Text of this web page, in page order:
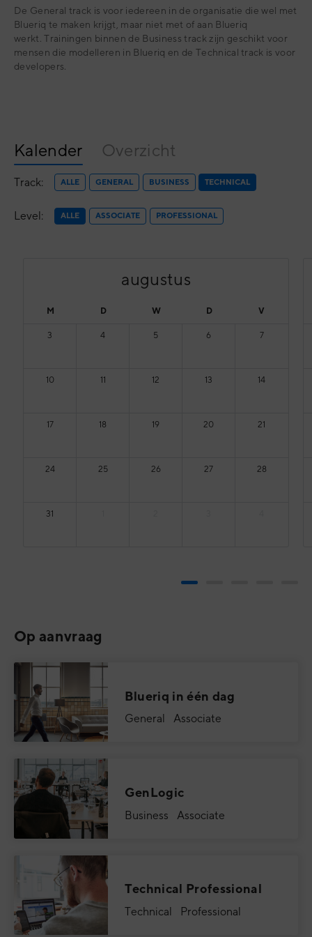
De General track is voor iedereen in de organisatie die wel met
Blueriq te maken krijgt, maar niet met of aan Blueriq
werkt.Trainingen binnen de Business track zijn geschikt voor
mensen die modelleren in Blueriq en de Technical track is voor
developers.
Kalender Overzicht
Track: ALLE GENERAL BUSINESS TECHNICAL
Level: ALLE ASSOCIATE PROFESSIONAL
augustus
M D W D V
3 4 5 6 7
10 11 12 13 14
17 18 19 20 21
24 25 26 27 28
31
Op aanvraag
Blueriq in één dag
General Associate
GenLogic
Business Associate
Technical Professional
Technical Professional